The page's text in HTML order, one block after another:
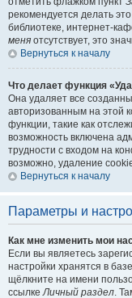
рекомендуется делать
библиотеке, интернет-
меня отсутствует, это
Вернуться к началу
Что делает функция
Она удаляет все
авторизованным на этой
функции, такие как
возможность включена
трудности с входом на
возможно, удаление
Вернуться к началу
Параметры и
Как мне изменить мои
Если вы являетесь
настройки хранятся в
щёлкните на имени
ссылкеЛичный раздел.